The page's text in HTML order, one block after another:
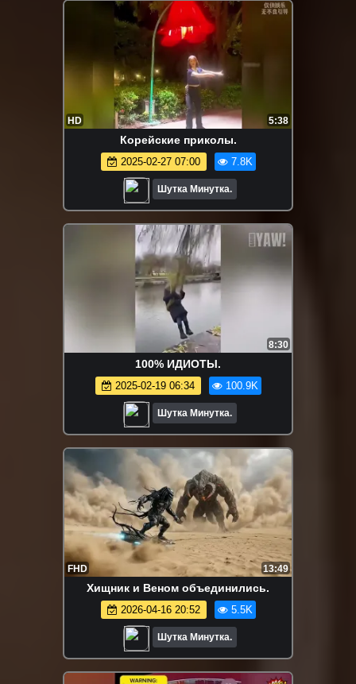
HD 5:38
Корейские приколы.
2025-02-27 07:00 7.8K
Шутка Минутка.
8:30
100% ИДИОТЫ.
2025-02-19 06:34 100.9K
Шутка Минутка.
FHD 13:49
Хищник и Веном объединились.
2026-04-16 20:52 5.5K
Шутка Минутка.